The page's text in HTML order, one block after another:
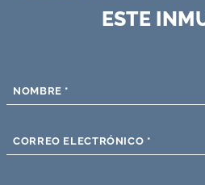
ESTE
NOMBRE *
CORREO ELECTRÓNICO *